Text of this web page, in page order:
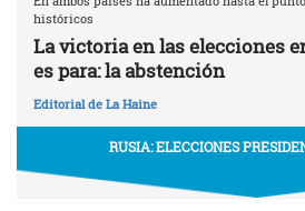
históricos
La victoria en las elecciones
es para: la abstención
Editorial de La Haine
RUSIA: ELECCIONES